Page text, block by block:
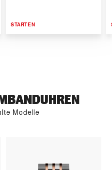
STARTEN
Modelle